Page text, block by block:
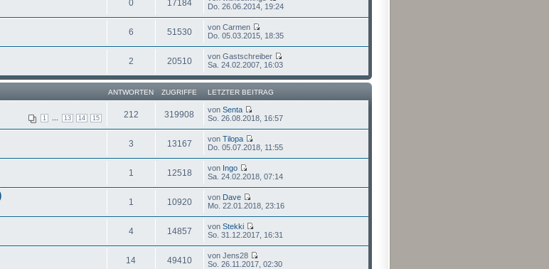
0 17184
Do. 26.06.2014, 19:24
6 51530
von Carmen
Do. 05.03.2015, 18:35
2 20510
von Gastschreiber
Sa. 24.02.2007, 16:03
ANTWORTEN ZUGRIFFE LETZTER BEITRAG
1 13 14 15 212 319908 von Senta
So. 26.08.2018, 16:57
3 13167 von Tilopa
Do. 05.07.2018, 11:55
1 12518 von Ingo
Sa. 24.02.2018, 07:14
1 10920 von Dave
Mo. 22.01.2018, 23:16
4 14857 von Stekki
So. 31.12.2017, 16:31
14 49410
von Jens28
So. 26.11.2017, 02:30